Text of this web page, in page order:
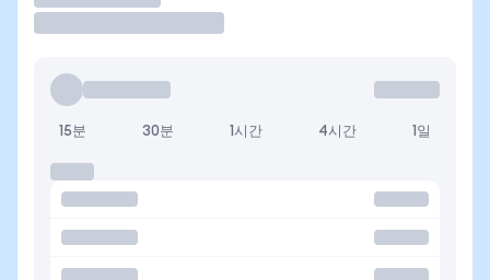
15분 30분 1시간 4시간 1일